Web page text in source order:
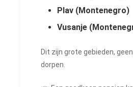
Plav (Montenegro)
Vusanje
Dit zijn grote gebieden,
dorpen.